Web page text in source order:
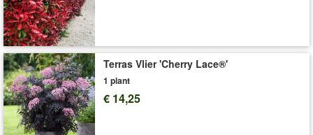
Terras Vlier 'Cherry Lace®'
1 plant
€ 14,25